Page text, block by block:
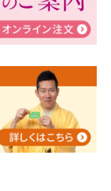
害の寄付のご報
な家族葬ハウ
てみよう！
式典 レンブラ